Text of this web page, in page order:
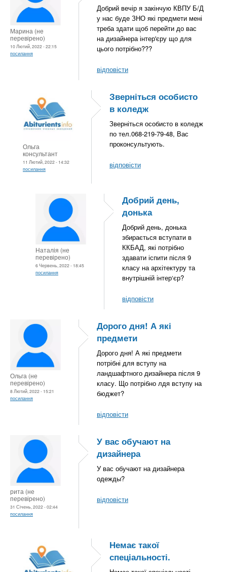
Марина (не
перевірено)
10 Лютий, 2022 - 22:15
посилання
Добрий вечір я закінчую КВПУ Б/Д
у нас буде ЗНО які предмети мені
треба здати щоб перейти до вас
на дизайнера інтер'єру що для
цього потрібно???
відповісти
Ольга
консультант
11 Лютий, 2022 - 14:32
посилання
Зверніться особисто
в коледж
Зверніться особисто в коледж
по тел.068-219-79-48, Вас
проконсультують.
відповісти
Наталія (не
перевірено)
6 Червень, 2022 - 18:45
посилання
Добрий день,
донька
Добрий день, донька
збирається вступати в
ККБАД, які потрібно
здавати іспити після 9
класу на архітектуру та
внутрішній інтер‘єр?
відповісти
Ольга (не
перевірено)
8 Лютий, 2022 - 15:21
посилання
Дорого дня! А які
предмети
Дорого дня! А які предмети
потрібні для вступу на
ландшафтного дизайнера після 9
класу. Що потрібно лдя вступу на
бюджет?
відповісти
рита (не
перевірено)
31 Січень, 2022 - 02:44
посилання
У вас обучают на
дизайнера
У вас обучают на дизайнера
одежды?
відповісти
Немає такої
спеціальності.